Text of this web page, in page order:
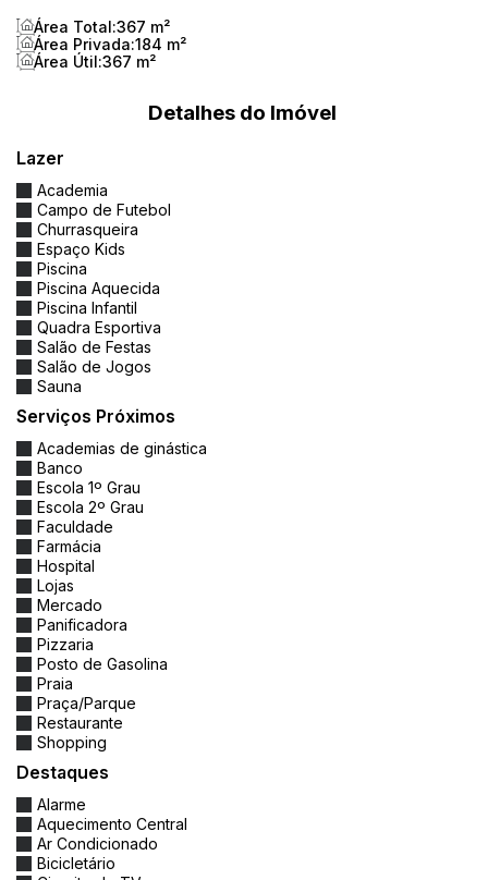
Áreas comuns
sauna, academia, salão de festas, espaço
gourmet, brinquedoteca, playground, quadra
bicicletário, portaria 24h e geradores de
energia
Área Total:367 m²
Área Privada:184 m²
Área Útil:367 m²
Detalhes do Imóvel
Lazer
Academia
Campo de Futebol
Churrasqueira
Espaço Kids
Piscina
Piscina Aquecida
Piscina Infantil
Quadra Esportiva
Salão de Festas
Salão de Jogos
Sauna
Serviços Próximos
Academias de ginástica
Banco
Escola 1º Grau
Escola 2º Grau
Faculdade
Farmácia
Hospital
Lojas
Mercado
Panificadora
Pizzaria
Posto de Gasolina
Praia
Praça/Parque
Restaurante
Shopping
Destaques
Alarme
Aquecimento Central
Ar Condicionado
Bicicletário